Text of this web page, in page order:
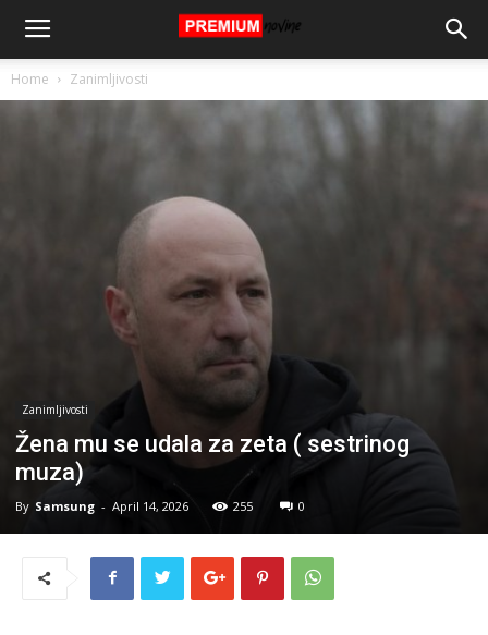
Home Zanimljivosti
Zanimljivosti
Žena mu se udala za zeta ( sestrinog
muza)
By Samsung - April 14, 2026 255 0